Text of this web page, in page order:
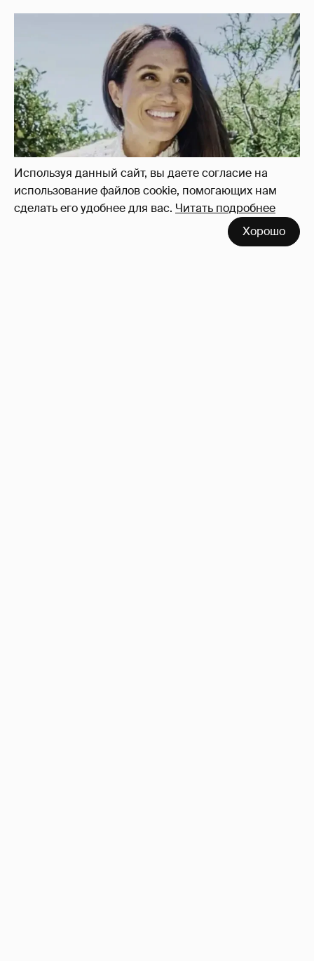
Используя данный сайт, вы даете согласие на
использование файлов cookie, помогающих нам
сделать его удобнее для вас. Читать подробнее
Хорошо
Меган Маркл станцевала в короне в честь